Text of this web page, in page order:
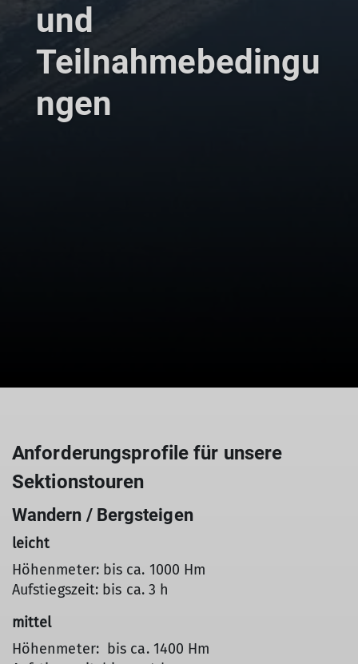
und
Teilnahmebedingu
ngen
Anforderungsprofile für unsere
Sektionstouren
Wandern / Bergsteigen
leicht
Höhenmeter: bis ca. 1000 Hm
Aufstiegszeit: bis ca. 3 h
mittel
Höhenmeter: bis ca. 1400 Hm